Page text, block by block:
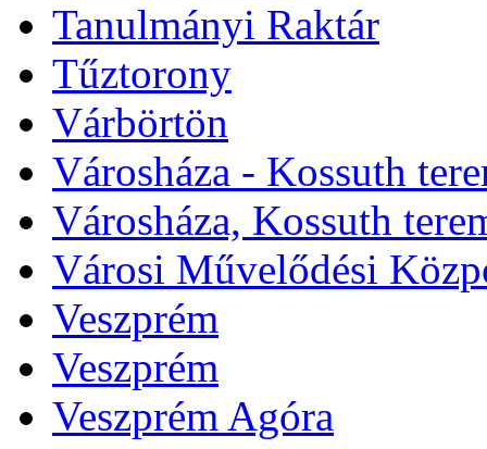
Tanulmányi Raktár
Tűztorony
Várbörtön
Városháza - Kossuth
Városháza, Kossuth
Városi Művelődési
Veszprém
Veszprém
Veszprém Agóra